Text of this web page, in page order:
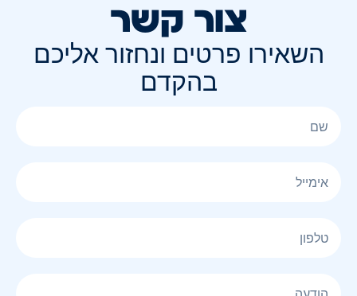
צור קשר
השאירו פרטים ונחזור אליכם
בהקדם